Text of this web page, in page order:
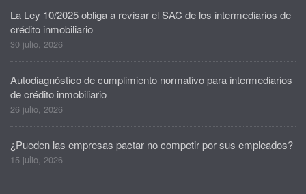
La Ley 10/2025 obliga a revisar el SAC de los intermediarios de
crédito inmobiliario
30 julio, 2026
Autodiagnóstico de cumplimiento normativo para intermediarios
de crédito inmobiliario
26 julio, 2026
¿Pueden las empresas pactar no competir por sus empleados?
15 julio, 2026